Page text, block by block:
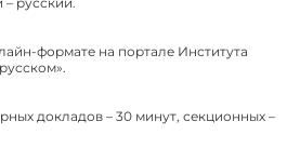
формате на портале Института
докладов – 30 минут, секционных –